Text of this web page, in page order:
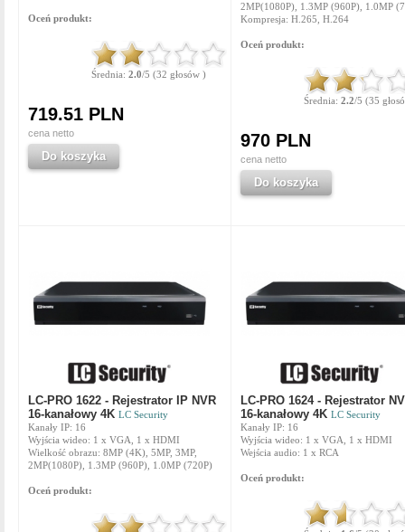
Oceń produkt:
Średnia: 2.0/5 (32 głosów )
719.51 PLN
cena netto
Do koszyka
2MP(1080P), 1.3MP (960P), 1.0MP
Kompresja: H.265, H.264
Oceń produkt:
Średnia: 2.2/5 (35
970 PLN
cena netto
Do koszyka
LC-PRO 1622 - Rejestrator IP NVR
16-kanałowy 4K LC Security
Kanały IP: 16
Wyjścia wideo: 1 x VGA, 1 x HDMI
Wielkość obrazu: 8MP (4K), 5MP, 3MP,
2MP(1080P), 1.3MP (960P), 1.0MP (720P)
Oceń produkt:
LC-PRO 1624 - Rejestrator
16-kanałowy 4K LC Security
Kanały IP: 16
Wyjścia wideo: 1 x VGA, 1 x HDMI
Wejścia audio: 1 x RCA
Oceń produkt: